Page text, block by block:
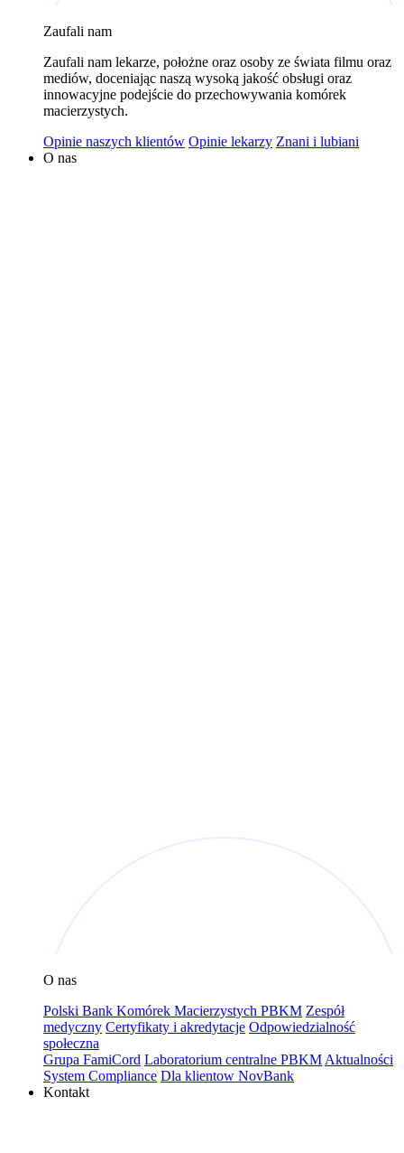
siedzibą w Warszawie. Niezależnymi administratorami
danych mogą być także nasi partnerzy. Informacje na
temat wykorzystywanych plików cookies i przetwarzania
znajduje się wPolityce Prywatności.
Zaufali nam
Zaufali nam lekarze, położne oraz osoby ze świata filmu oraz
mediów, doceniając naszą wysoką jakość obsługi oraz
innowacyjne podejście do przechowywania komórek
macierzystych.
Opinie naszych klientów Opinie lekarzy Znani i lubiani
O nas
O nas
Polski Bank Komórek Macierzystych PBKM Zespół
medyczny Certyfikaty i akredytacje Odpowiedzialność
społeczna
Grupa FamiCord Laboratorium centralne PBKM Aktualności
System Compliance Dla klientow NovBank
Kontakt